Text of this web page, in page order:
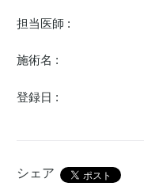
担当医師 :
施術名 :
登録日 :
シェア